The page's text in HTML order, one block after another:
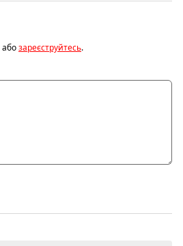
абозареєструйтесь.